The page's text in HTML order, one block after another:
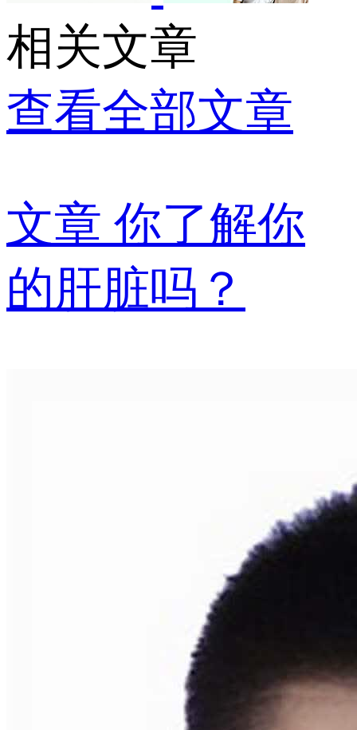
相关文章
查看全部文章
文章 你了解你
的肝脏吗？